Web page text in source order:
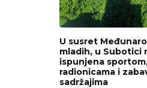
U susret
mladih, u Subotici
ispunjena
radionicama i
sadržajima